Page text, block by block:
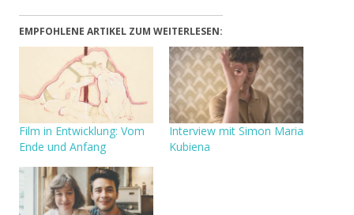
EMPFOHLENE ARTIKEL ZUM WEITERLESEN:
Film in Entwicklung: Vom
Ende und Anfang
Interview mit Simon Maria
Kubiena